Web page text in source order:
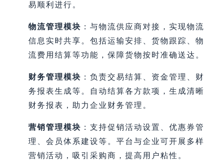
易顺利进行。
物流管理模块 ：与物流供应商对接，实现物流
信息实时共享。包括运输安排、货物跟踪、物
流费用结算等功能，保障货物按时准确送达。
财务管理模块 ：负责交易结算、资金管理、财
务报表生成等。自动结算各方款项，生成清晰
财务报表，助力企业财务管理。
营销管理模块 ：支持促销活动设置、优惠券管
理、会员体系建设等。平台与企业可开展多样
营销活动，吸引采购商，提高用户粘性。